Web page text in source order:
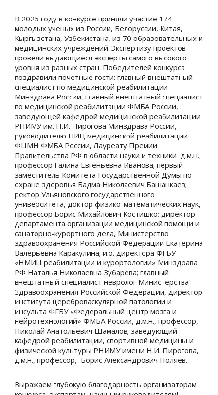
В 2025 году в конкурсе приняли участие 174
молодых ученых из России, Белоруссии, Китая,
Кыргызстана, Узбекистана, из 70 образовательных и
медицинских учреждений. Экспертизу проектов
провели выдающиеся эксперты самого высокого
уровня из разных стран. Победителей конкурса
поздравили почетные гости: главный внештатный
специалист по медицинской реабилитации
Минздрава России, главный внештатный специалист
по медицинской реабилитации ФМБА России,
заведующей кафедрой медицинской реабилитации
РНИМУ им. Н.И. Пирогова Минздрава России,
руководителю НИЦ медицинской реабилитации
ФЦМН ФМБА России, Лауреату Премии
Правительства РФ в области науки и техники д.м.н.,
профессор Галина Евгеньевна Иванова; первый
заместитель Комитета Государственной Думы по
охране здоровья Бадма Николаевич Башанкаев;
ректор Ульяновского государственного
университета, доктор физико-математических наук,
профессор Борис Михайлович Костишко; директор
департамента организации медицинской помощи и
санаторно-курортного дела, Министерство
здравоохранения Российской Федерации Екатерина
Валерьевна Каракулина; и.о. директора ФГБУ
«НМИЦ реабилитации и курортологии» Минздрава
РФ Наталья Николаевна Зубарева; главный
внештатный специалист невролог Министерства
Здравоохранения Российской Федерации, директор
института цереброваскулярной патологии и
инсульта ФГБУ «Федеральный центр мозга и
нейротехнологий» ФМБА России, д.м.н., профессор,
Николай Анатольевич Шамалов; заведующий
кафедрой реабилитации, спортивной медицины и
физической культуры РНИМУ имени Н.И. Пирогова,
д.м.н., профессор, Борис Александрович Поляев.
Выражаем глубокую благодарность организаторам